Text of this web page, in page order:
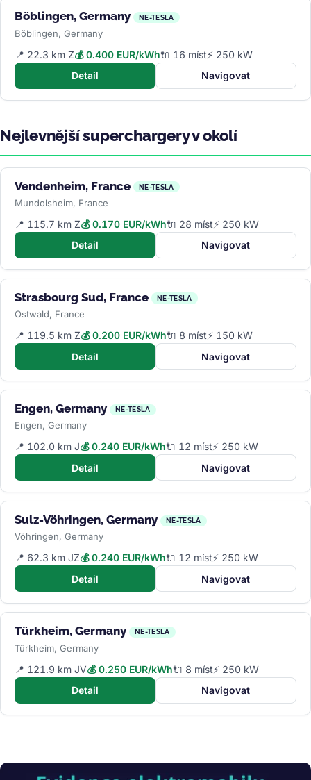
Böblingen, Germany NE-TESLA
Böblingen, Germany
📍 22.3 km Z💰 0.400 EUR/kWh🔌 16 míst⚡ 250 kW
Detail
Navigovat
Nejlevnější superchargery v okolí
Vendenheim, France NE-TESLA
Mundolsheim, France
📍 115.7 km Z💰 0.170 EUR/kWh🔌 28 míst⚡ 250 kW
Detail
Navigovat
Strasbourg Sud, France NE-TESLA
Ostwald, France
📍 119.5 km Z💰 0.200 EUR/kWh🔌 8 míst⚡ 150 kW
Detail
Navigovat
Engen, Germany NE-TESLA
Engen, Germany
📍 102.0 km J💰 0.240 EUR/kWh🔌 12 míst⚡ 250 kW
Detail
Navigovat
Sulz-Vöhringen, Germany NE-TESLA
Vöhringen, Germany
📍 62.3 km JZ💰 0.240 EUR/kWh🔌 12 míst⚡ 250 kW
Detail
Navigovat
Türkheim, Germany NE-TESLA
Türkheim, Germany
📍 121.9 km JV💰 0.250 EUR/kWh🔌 8 míst⚡ 250 kW
Detail
Navigovat
Obrázek